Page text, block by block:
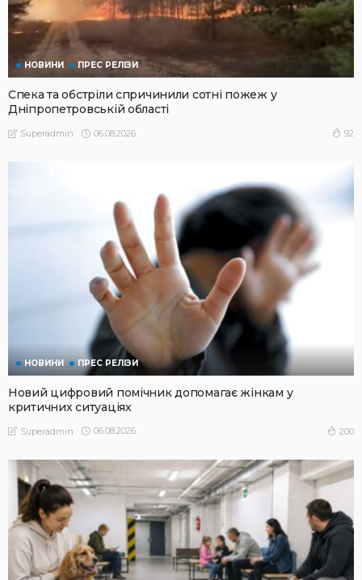
НОВИНИ ПРЕС РЕЛІЗИ
Спека та обстріли спричинили сотні пожеж у
Дніпропетровській області
Superadmin 06.08.2026 92
НОВИНИ ПРЕС РЕЛІЗИ
Новий цифровий помічник допомагає жінкам у
критичних ситуаціях
Superadmin 06.08.2026 200